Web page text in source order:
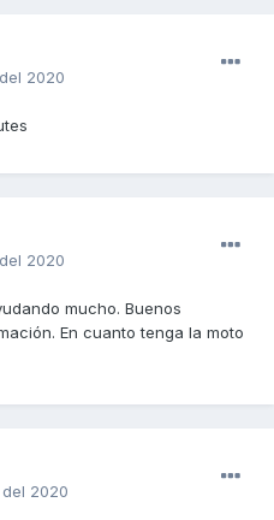
2020
2020
mucho. Buenos
En cuanto tenga la moto
2020